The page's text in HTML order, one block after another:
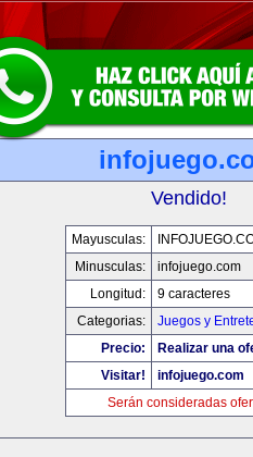
Vendido!
Mayusculas:
Minusculas:
infojuego.com
Longitud:
9 caracteres
Categorias:
Juegos y
Precio:
Realizar una
Visitar!
infojuego.com
Serán consideradas